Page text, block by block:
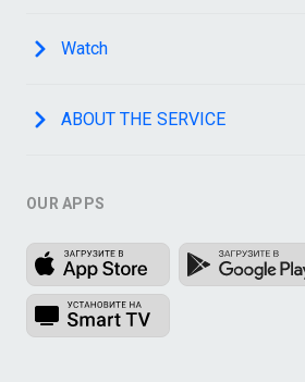
Watch
ABOUT THE SERVICE
OUR APPS